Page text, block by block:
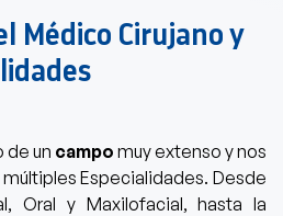
Médico Cirujano y
de un campo muy extenso y nos
Especialidades. Desde
Oral y Maxilofacial, hasta la